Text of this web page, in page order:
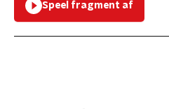
Speel fragment af